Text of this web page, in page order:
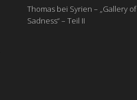
Thomas bei Syrien – „Gallery of
Sadness“ – Teil II